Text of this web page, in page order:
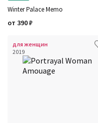
Winter Palace Memo
от 390₽
для женщин
2019